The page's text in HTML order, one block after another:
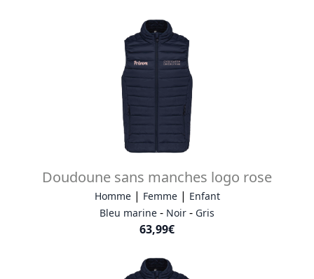
Doudoune sans manches logo rose
Homme| Femme| Enfant
Bleu marine - Noir - Gris
63,99€